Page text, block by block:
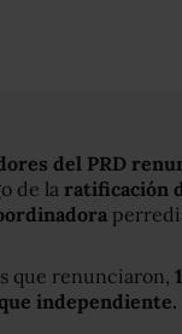
del PRD
de la ratificación
que renunciaron,
independiente.